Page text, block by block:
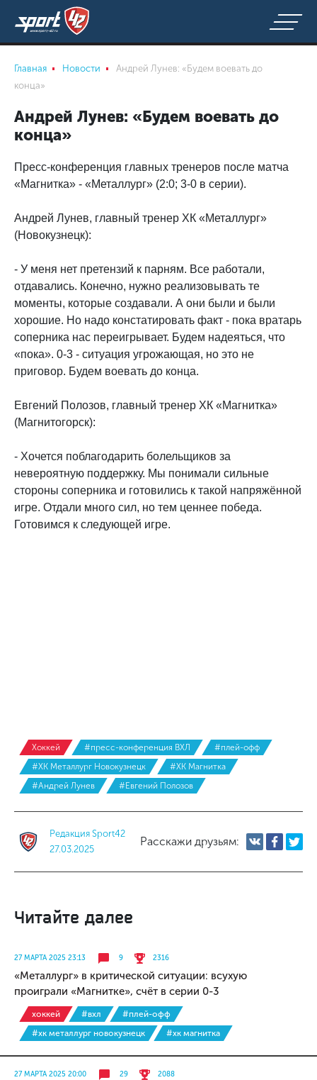
Главная Новости
Андрей Лунев: «Будем воевать до
конца»
Андрей Лунев: «Будем воевать до
конца»
Пресс-конференция главных тренеров после матча
«Магнитка» - «Металлург» (2:0; 3-0 в серии).
Андрей Лунев, главный тренер ХК «Металлург»
(Новокузнецк):
- У меня нет претензий к парням. Все работали,
отдавались. Конечно, нужно реализовывать те
моменты, которые создавали. А они были и были
хорошие. Но надо констатировать факт - пока вратарь
соперника нас переигрывает. Будем надеяться, что
«пока». 0-3 - ситуация угрожающая, но это не
приговор. Будем воевать до конца.
Евгений Полозов, главный тренер ХК «Магнитка»
(Магнитогорск):
- Хочется поблагодарить болельщиков за
невероятную поддержку. Мы понимали сильные
стороны соперника и готовились к такой напряжённой
игре. Отдали много сил, но тем ценнее победа.
Готовимся к следующей игре.
Хоккей #пресс-конференция ВХЛ
#плей-офф
#ХК Металлург Новокузнецк
#ХК Магнитка
#Андрей Лунев
#Евгений Полозов
Редакция Sport42
27.03.2025
Расскажи друзьям:
Читайте далее
27 МАРТА 2025 23:13 9 2316
«Металлург» в критической ситуации: всухую
проиграли «Магнитке», счёт в серии 0-3
хоккей #вхл
#плей-офф
#хк металлург новокузнецк
#хк магнитка
27 МАРТА 2025 20:00 29 2088